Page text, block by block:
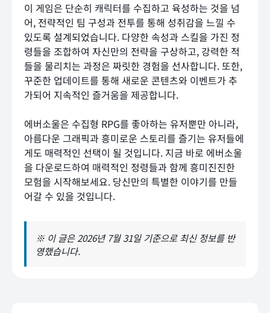
이 게임은 단순히 캐릭터를 수집하고 육성하는 것을 넘
어, 전략적인 팀 구성과 전투를 통해 성취감을 느낄 수
있도록 설계되었습니다. 다양한 속성과 스킬을 가진 정
령들을 조합하여 자신만의 전략을 구상하고, 강력한 적
들을 물리치는 과정은 짜릿한 경험을 선사합니다. 또한,
꾸준한 업데이트를 통해 새로운 콘텐츠와 이벤트가 추
가되어 지속적인 즐거움을 제공합니다.
에버소울은 수집형 RPG를 좋아하는 유저뿐만 아니라,
아름다운 그래픽과 흥미로운 스토리를 즐기는 유저들에
게도 매력적인 선택이 될 것입니다. 지금 바로 에버소울
을 다운로드하여 매력적인 정령들과 함께 흥미진진한
모험을 시작해보세요. 당신만의 특별한 이야기를 만들
어갈 수 있을 것입니다.
※ 이 글은 2026년 7월 31일 기준으로 최신 정보를 반
영했습니다.